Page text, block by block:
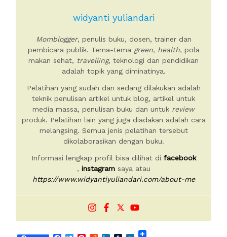
widyanti yuliandari
Momblogger, penulis buku, dosen, trainer dan
pembicara publik. Tema-tema green, health, pola
makan sehat, travelling, teknologi dan pendidikan
adalah topik yang diminatinya.
Pelatihan yang sudah dan sedang dilakukan adalah
teknik penulisan artikel untuk blog, artikel untuk
media massa, penulisan buku dan untuk review
produk. Pelatihan lain yang juga diadakan adalah cara
melangsing. Semua jenis pelatihan tersebut
dikolaborasikan dengan buku.
Informasi lengkap profil bisa dilihat di facebook
, instagramsaya atau
https://www.widyantiyuliandari.com/about-me